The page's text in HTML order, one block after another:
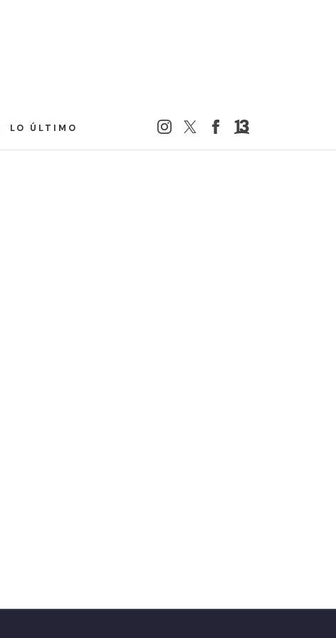
LO ÚLTIMO